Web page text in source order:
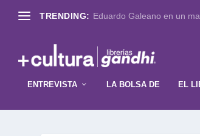
TRENDING: Eduardo Galeano en un
ENTREVISTA LA BOLSA DE EL